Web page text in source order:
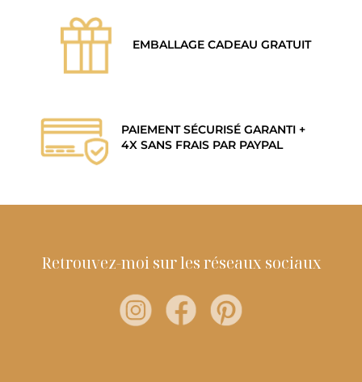
EMBALLAGE CADEAU GRATUIT
PAIEMENT SÉCURISÉ GARANTI +
4X SANS FRAIS PAR PAYPAL
Retrouvez-moi sur les réseaux sociaux